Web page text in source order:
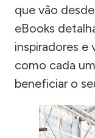
que vão
eBooks
inspiradores e
como cada
beneficiar o